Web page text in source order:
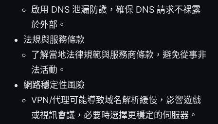
啟用 DNS 泄漏防護，確保 DNS 請求不裸露
於外部。
法規與服務條款
了解當地法律規範與服務商條款，避免從事非
法活動。
網路穩定性風險
VPN/代理可能導致域名解析緩慢，影響遊戲
或視訊會議，必要時選擇更穩定的伺服器。